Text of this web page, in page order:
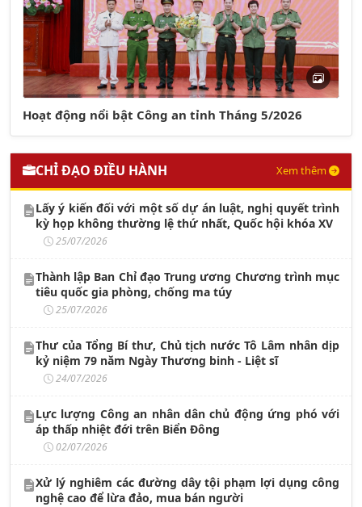
Hoạt động nổi bật Công an tỉnh Tháng 5/2026
CHỈ ĐẠO ĐIỀU HÀNH Xem thêm
Lấy ý kiến đối với một số dự án luật, nghị quyết trình
kỳ họp không thường lệ thứ nhất, Quốc hội khóa XV
25/07/2026
Thành lập Ban Chỉ đạo Trung ương Chương trình mục
tiêu quốc gia phòng, chống ma túy
25/07/2026
Thư của Tổng Bí thư, Chủ tịch nước Tô Lâm nhân dịp
kỷ niệm 79 năm Ngày Thương binh - Liệt sĩ
24/07/2026
Lực lượng Công an nhân dân chủ động ứng phó với
áp thấp nhiệt đới trên Biển Đông
02/07/2026
Xử lý nghiêm các đường dây tội phạm lợi dụng công
nghệ cao để lừa đảo, mua bán người